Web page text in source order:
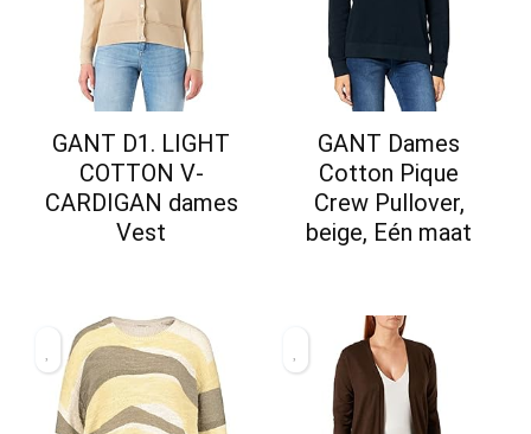
GANT D1. LIGHT
COTTON V-
CARDIGAN dames
Vest
GANT Dames
Cotton Pique
Crew Pullover,
beige, Eén maat